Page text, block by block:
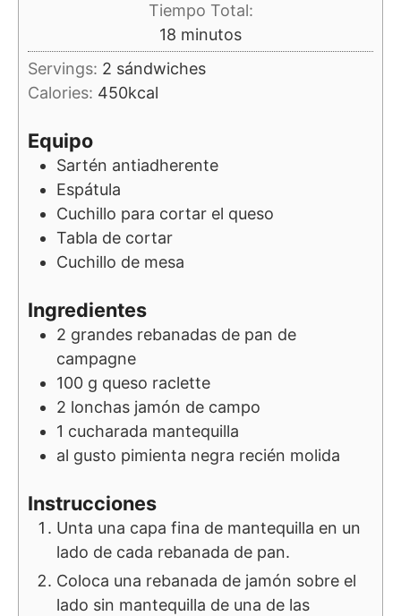
Tiempo Total:
18 minutos
minutos
Servings: 2 sándwiches
Calories: 450kcal
Equipo
Sartén antiadherente
Espátula
Cuchillo para cortar el queso
Tabla de cortar
Cuchillo de mesa
Ingredientes
2 grandes rebanadas de pan de
campagne
100 g queso raclette
2 lonchas jamón de campo
1 cucharada mantequilla
al gusto pimienta negra recién molida
Instrucciones
Unta una capa fina de mantequilla en un
lado de cada rebanada de pan.
Coloca una rebanada de jamón sobre el
lado sin mantequilla de una de las